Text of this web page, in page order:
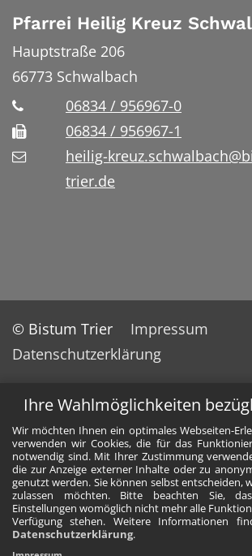
Ihre Wahlmöglichkeiten
Wir möchten Ihnen ein optimales Webseiten-
verwenden wir Cookies, die für das
notwendig sind. Mit Ihrer Zustimmung
die zur Anzeige externer Inhalte oder zu
genutzt werden. Sie können selbst entscheiden,
zulassen möchten. Bitte beachten Sie,
Einstellungen womöglich nicht mehr alle
Verfügung stehen. Weitere Informationen
Datenschutzerklärung.
Pfarrei Heilig Kreuz
Hauptstraße 206
66773 Schwalbach
06834 / 956967-0
06834 / 956967-1
heilig-
trier.de
© Bistum Trier
Impressum
Datenschutzerklärung